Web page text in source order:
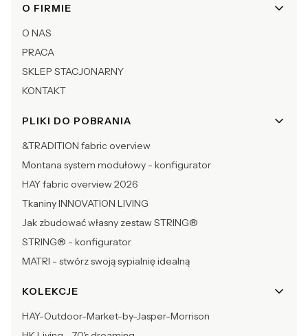
O FIRMIE
O NAS
PRACA
SKLEP STACJONARNY
KONTAKT
PLIKI DO POBRANIA
&TRADITION fabric overview
Montana system modułowy - konfigurator
HAY fabric overview 2026
Tkaniny INNOVATION LIVING
Jak zbudować własny zestaw STRING®
STRING® - konfigurator
MATRI - stwórz swoją sypialnię idealną
KOLEKCJE
HAY-Outdoor-Market-by-Jasper-Morrison